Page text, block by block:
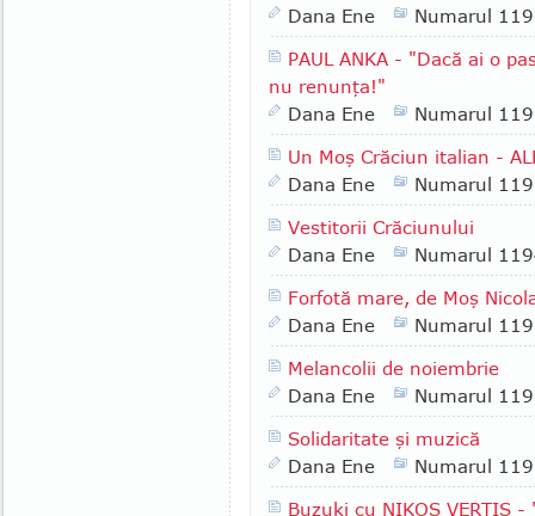
Dana Ene
Numarul
PAUL ANKA - "Dacă ai o
nu renunţa!"
Dana Ene
Numarul
Un Moş Crăciun italian -
Dana Ene
Numarul
Vestitorii Crăciunului
Dana Ene
Numarul
Forfotă mare, de Moş
Dana Ene
Numarul
Melancolii de noiembrie
Dana Ene
Numarul
Solidaritate şi muzică
Dana Ene
Numarul
Buzuki cu NIKOS VERTIS